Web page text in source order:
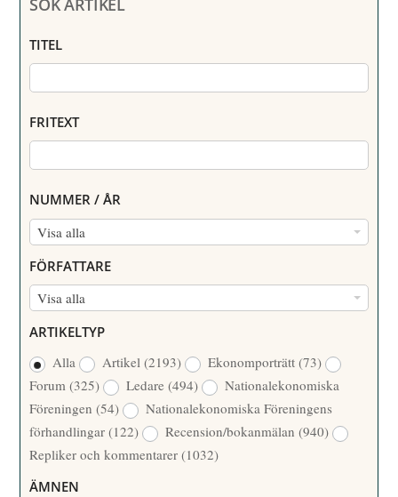
SÖK ARTIKEL
TITEL
FRITEXT
NUMMER / ÅR
Visa alla
N
M
M
/
Å
R
FÖRFATTARE
Visa alla
R
F
A
T
T
A
R
ARTIKELTYP
Alla
Artikel(2193) Ekonomporträtt(73)
Forum(325) Ledare(494)
Nationalekonomiska
Föreningen(54)
Nationalekonomiska Föreningens
förhandlingar(122) Recension/bokanmälan(940)
Repliker och kommentarer(1032)
ÄMNEN